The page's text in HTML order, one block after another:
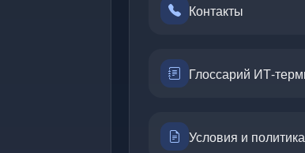
Контакты
Глоссарий ИТ-
Условия и политика